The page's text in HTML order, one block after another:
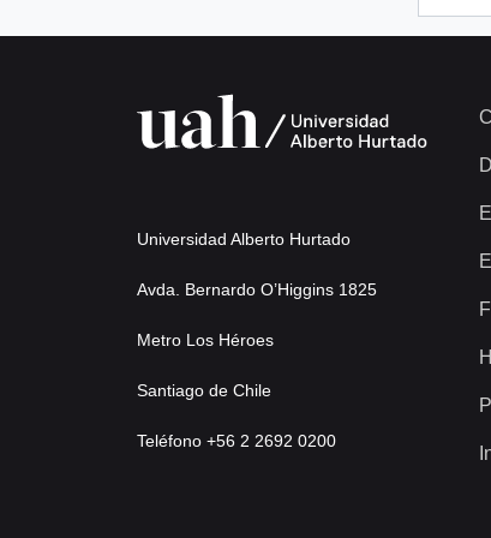
Universidad Alberto Hurtado
Avda. Bernardo O’Higgins 1825
Metro Los Héroes
Santiago de Chile
Teléfono +56 2 2692 0200